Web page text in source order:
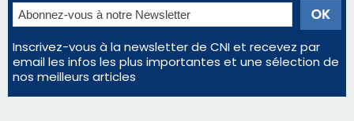
Éclipse du 12 août : Où s'installer en Corse pour
profiter pleinement du spectacle ?
En Corse, un début de saison marqué par une
consommation en recul dans les restaurants